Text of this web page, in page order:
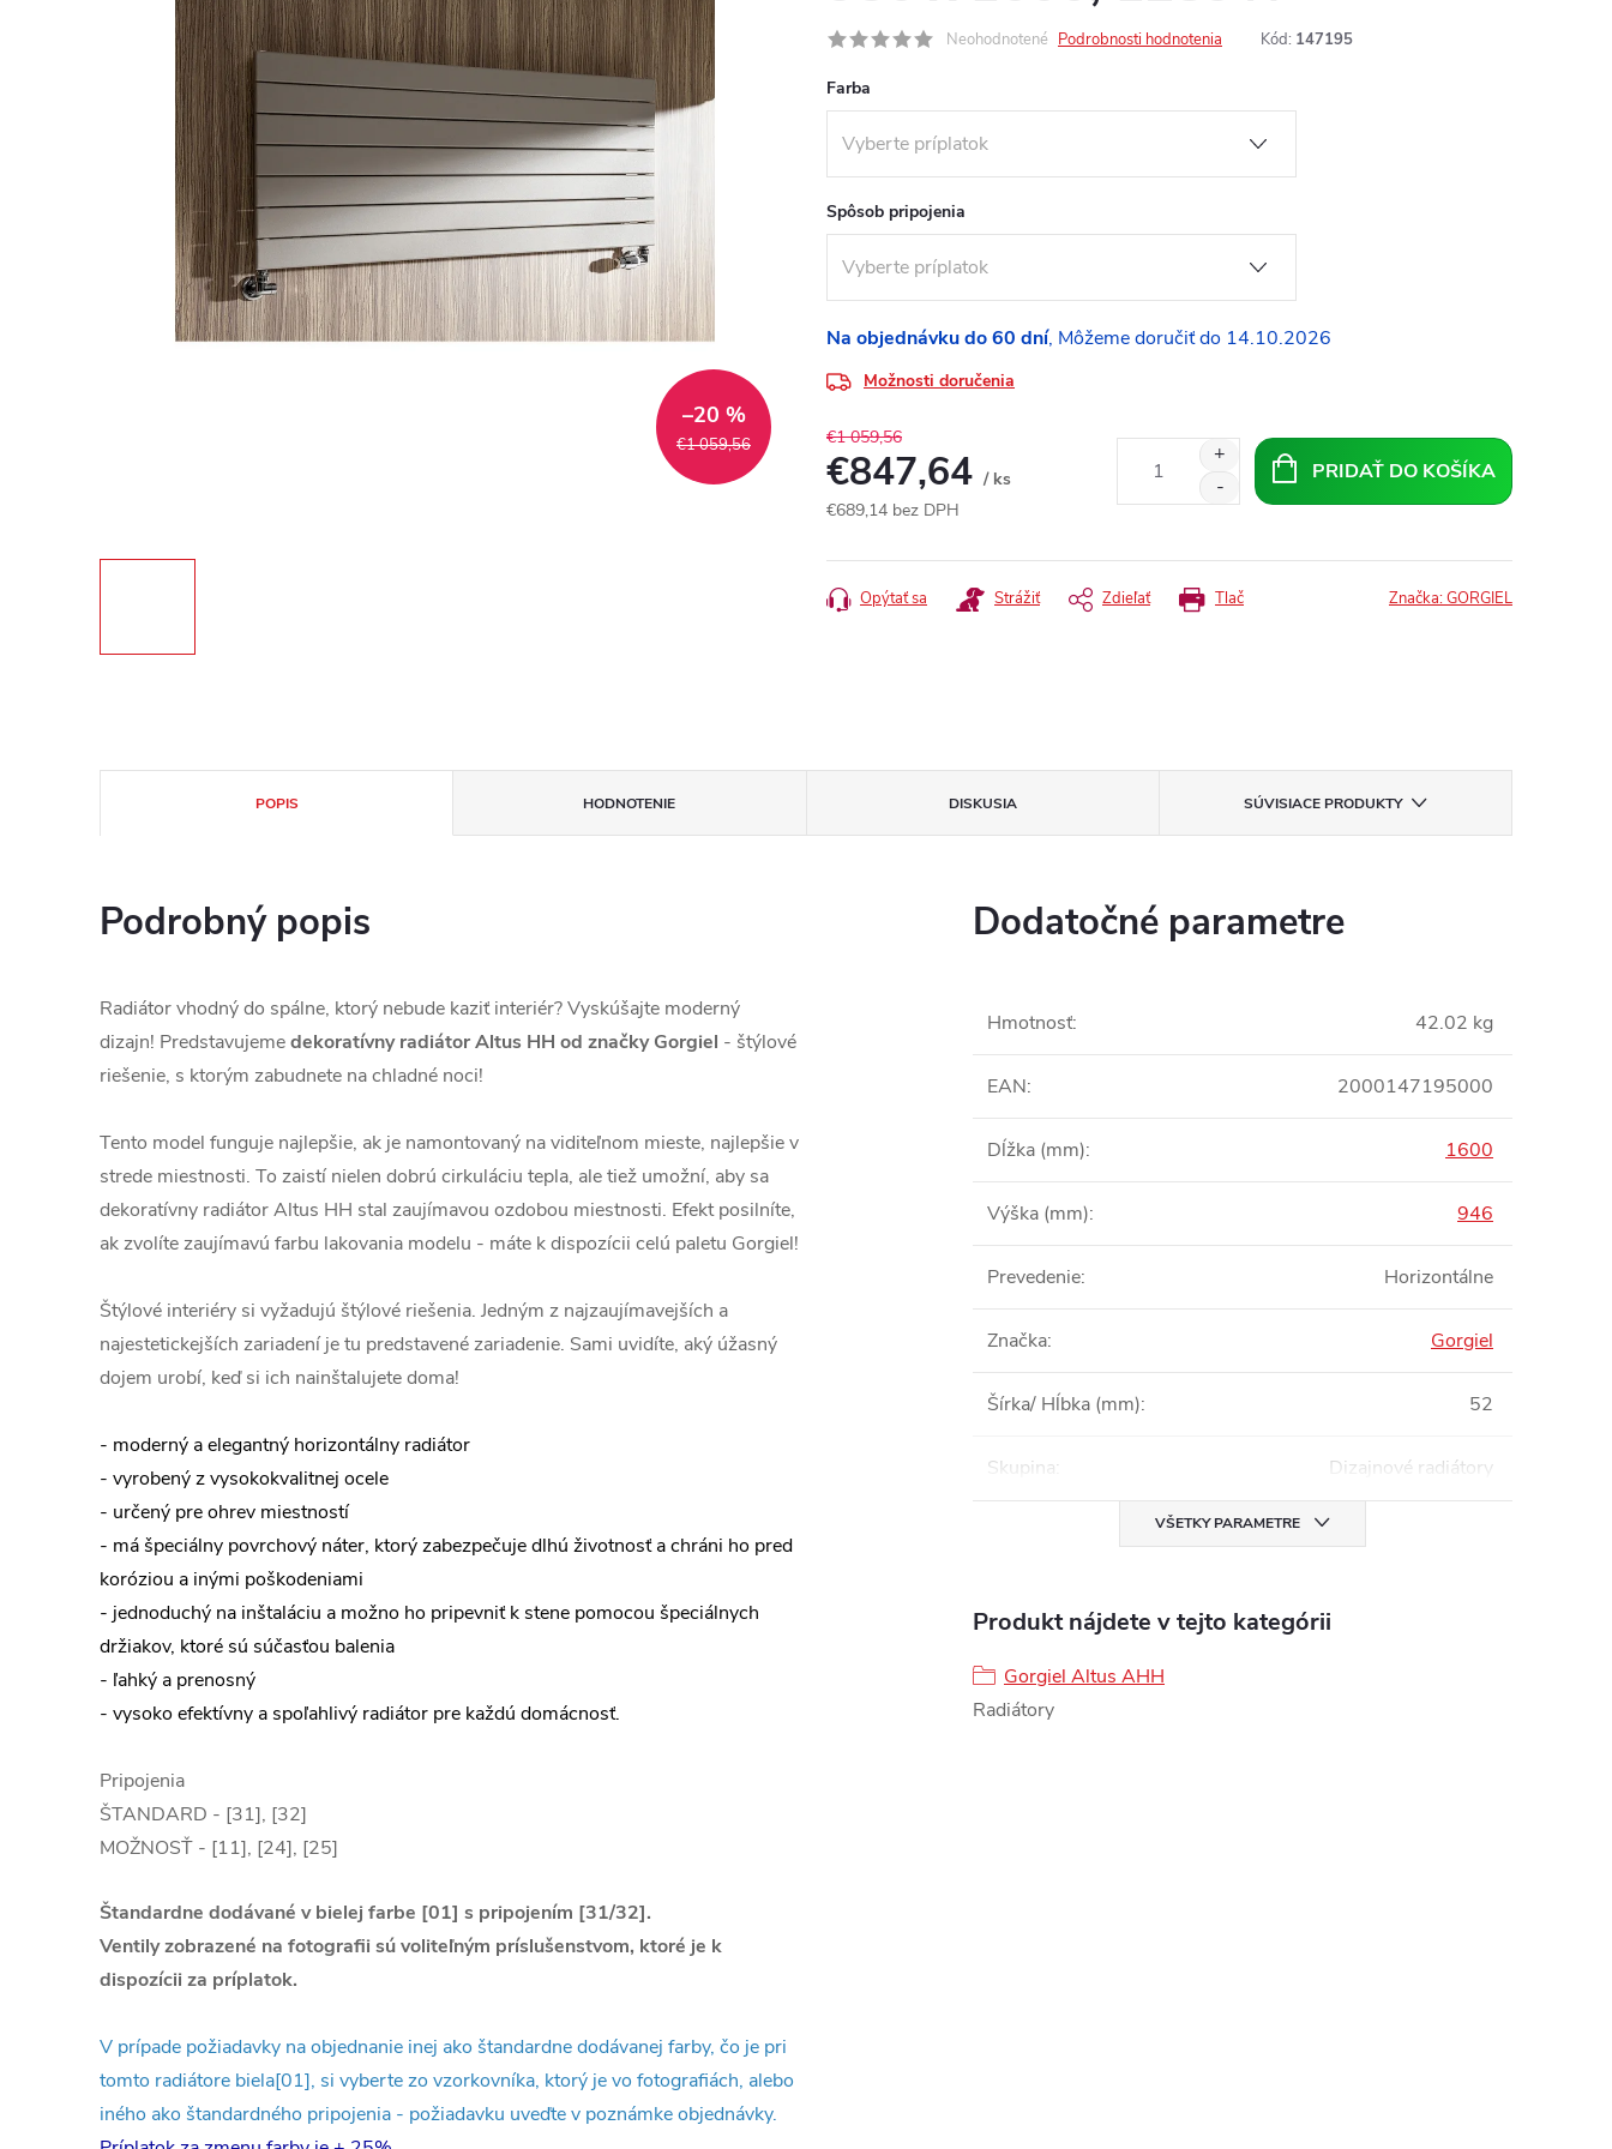
€1 059,56
–20 %
Neohodnotené Podrobnosti hodnotenia Kód: 147195
Farba
Spôsob pripojenia
Na objednávku do 60 dní 14.10.2026
Možnosti doručenia
€1 059,56
€847,64 / ks
€689,14 bez DPH
cena:
PRIDAŤ DO KOŠÍKA
Tlač
Opýtať sa Strážiť Zdieľať Značka:GORGIEL
POPIS HODNOTENIE DISKUSIA SÚVISIACE PRODUKTY
Podrobný popis
Radiátor vhodný do spálne, ktorý nebude kaziť interiér? Vyskúšajte moderný
dizajn! Predstavujemedekoratívny radiátor Altus HH od značky Gorgiel - štýlové
riešenie, s ktorým zabudnete na chladné noci!
Tento model funguje najlepšie, ak je namontovaný na viditeľnom mieste, najlepšie v
strede miestnosti. To zaistí nielen dobrú cirkuláciu tepla, ale tiež umožní, aby sa
dekoratívny radiátor Altus HH stal zaujímavou ozdobou miestnosti. Efekt posilníte,
ak zvolíte zaujímavú farbu lakovania modelu - máte k dispozícii celú paletu Gorgiel!
Štýlové interiéry si vyžadujú štýlové riešenia. Jedným z najzaujímavejších a
najestetickejších zariadení je tu predstavené zariadenie. Sami uvidíte, aký úžasný
dojem urobí, keď si ich nainštalujete doma!
- moderný a elegantný horizontálny radiátor
- vyrobený z vysokokvalitnej ocele
- určený pre ohrev miestností
- má špeciálny povrchový náter, ktorý zabezpečuje dlhú životnosť a chráni ho pred
koróziou a inými poškodeniami
- jednoduchý na inštaláciu a možno ho pripevniť k stene pomocou špeciálnych
držiakov, ktoré sú súčasťou balenia
- ľahký a prenosný
- vysoko efektívny a spoľahlivý radiátor pre každú domácnosť.
Pripojenia
ŠTANDARD - [31], [32]
MOŽNOSŤ - [11], [24], [25]
Štandardne dodávané v bielej farbe [01] s pripojením [31/32].
Ventily zobrazené na fotografii sú voliteľným príslušenstvom, ktoré je k
dispozícii za príplatok.
V prípade požiadavky na objednanie inej ako štandardne dodávanej farby, čo je pri
tomto radiátore biela[01], si vyberte zo vzorkovníka, ktorý je vo fotografiách, alebo
iného ako štandardného pripojenia - požiadavku uveďte v poznámke objednávky.
Dodatočné parametre
Hmotnosť: 42.02 kg
EAN: 2000147195000
Dĺžka (mm): 1600
Výška (mm): 946
Prevedenie: Horizontálne
Značka: Gorgiel
Šírka/ Hĺbka (mm): 52
Skupina: Dizajnové radiátory
VŠETKY PARAMETRE
Produkt nájdete v tejto kategórii
Gorgiel Altus AHH
Radiátory